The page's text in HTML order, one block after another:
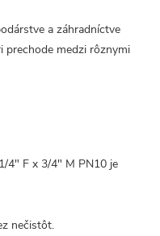
a záhradníctve
prechode medzi rôznymi
4" F x 3/4" M PN10 je
nečistôt.